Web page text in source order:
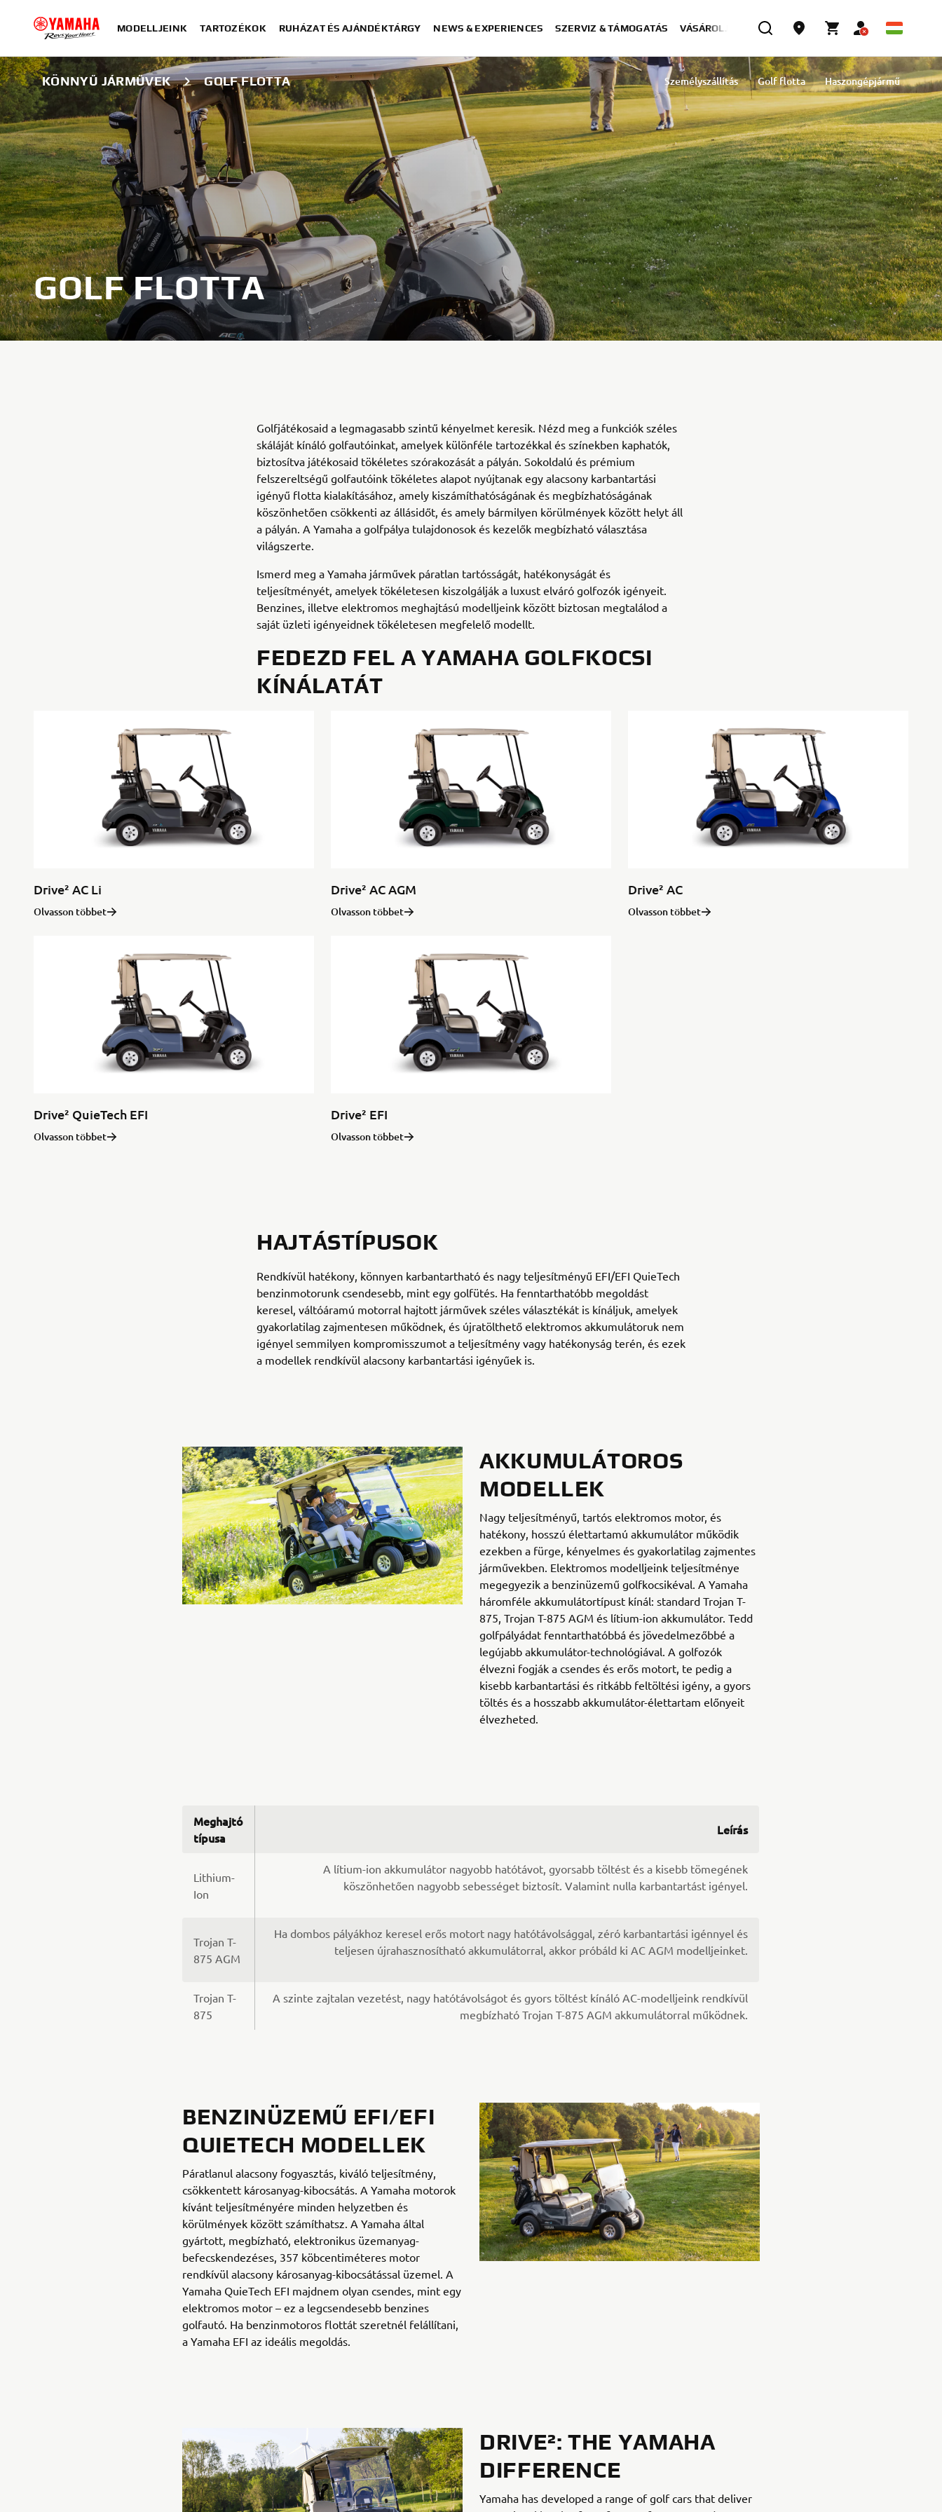
MODELLJEINK TARTOZÉKOK RUHÁZAT ÉS AJÁNDÉKTÁRGY NEWS & EXPERIENCES SZERVIZ & TÁMOGATÁS VÁSÁROLJON MOST
KÖNNYŰ JÁRMŰVEK GOLF FLOTTA Személyszállítás Golf flotta Haszongépjármű
GOLF FLOTTA
Golfjátékosaid a legmagasabb szintű kényelmet keresik. Nézd meg a funkciók széles
skáláját kínáló golfautóinkat, amelyek különféle tartozékkal és színekben kaphatók,
biztosítva játékosaid tökéletes szórakozását a pályán. Sokoldalú és prémium
felszereltségű golfautóink tökéletes alapot nyújtanak egy alacsony karbantartási
igényű flotta kialakításához, amely kiszámíthatóságának és megbízhatóságának
köszönhetően csökkenti az állásidőt, és amely bármilyen körülmények között helyt áll
a pályán. A Yamaha a golfpálya tulajdonosok és kezelők megbízható választása
világszerte.
Ismerd meg a Yamaha járművek páratlan tartósságát, hatékonyságát és
teljesítményét, amelyek tökéletesen kiszolgálják a luxust elváró golfozók igényeit.
Benzines, illetve elektromos meghajtású modelljeink között biztosan megtalálod a
saját üzleti igényeidnek tökéletesen megfelelő modellt.
FEDEZD FEL A YAMAHA GOLFKOCSI
KÍNÁLATÁT
Drive² AC Li
Olvasson többet
Drive² AC AGM
Olvasson többet
Drive² AC
Olvasson többet
Drive² QuieTech EFI
Olvasson többet
Drive² EFI
Olvasson többet
HAJTÁSTÍPUSOK
Rendkívül hatékony, könnyen karbantartható és nagy teljesítményű EFI/EFI QuieTech
benzinmotorunk csendesebb, mint egy golfütés. Ha fenntarthatóbb megoldást
keresel, váltóáramú motorral hajtott járművek széles választékát is kínáljuk, amelyek
gyakorlatilag zajmentesen működnek, és újratölthető elektromos akkumulátoruk nem
igényel semmilyen kompromisszumot a teljesítmény vagy hatékonyság terén, és ezek
a modellek rendkívül alacsony karbantartási igényűek is.
AKKUMULÁTOROS
MODELLEK
Nagy teljesítményű, tartós elektromos motor, és
hatékony, hosszú élettartamú akkumulátor működik
ezekben a fürge, kényelmes és gyakorlatilag zajmentes
járművekben. Elektromos modelljeink teljesítménye
megegyezik a benzinüzemű golfkocsikéval. A Yamaha
háromféle akkumulátortípust kínál: standard Trojan T-
875, Trojan T-875 AGM és lítium-ion akkumulátor. Tedd
golfpályádat fenntarthatóbbá és jövedelmezőbbé a
legújabb akkumulátor-technológiával. A golfozók
élvezni fogják a csendes és erős motort, te pedig a
kisebb karbantartási és ritkább feltöltési igény, a gyors
töltés és a hosszabb akkumulátor-élettartam előnyeit
élvezheted.
Meghajtó
típusa
Leírás
Lithium-
Ion
A lítium-ion akkumulátor nagyobb hatótávot, gyorsabb töltést és a kisebb tömegének
köszönhetően nagyobb sebességet biztosít. Valamint nulla karbantartást igényel.
Trojan T-
875 AGM
Ha dombos pályákhoz keresel erős motort nagy hatótávolsággal, zéró karbantartási igénnyel és
teljesen újrahasznosítható akkumulátorral, akkor próbáld ki AC AGM modelljeinket.
Trojan T-
875
A szinte zajtalan vezetést, nagy hatótávolságot és gyors töltést kínáló AC-modelljeink rendkívül
megbízható Trojan T-875 AGM akkumulátorral működnek.
BENZINÜZEMŰ EFI/EFI
QUIETECH MODELLEK
Páratlanul alacsony fogyasztás, kiváló teljesítmény,
csökkentett károsanyag-kibocsátás. A Yamaha motorok
kívánt teljesítményére minden helyzetben és
körülmények között számíthatsz. A Yamaha által
gyártott, megbízható, elektronikus üzemanyag-
befecskendezéses, 357 köbcentiméteres motor
rendkívül alacsony károsanyag-kibocsátással üzemel. A
Yamaha QuieTech EFI majdnem olyan csendes, mint egy
elektromos motor – ez a legcsendesebb benzines
golfautó. Ha benzinmotoros flottát szeretnél felállítani,
a Yamaha EFI az ideális megoldás.
DRIVE²: THE YAMAHA
DIFFERENCE
Yamaha has developed a range of golf cars that deliver